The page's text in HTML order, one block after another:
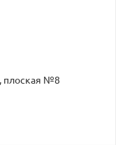
плоская №8